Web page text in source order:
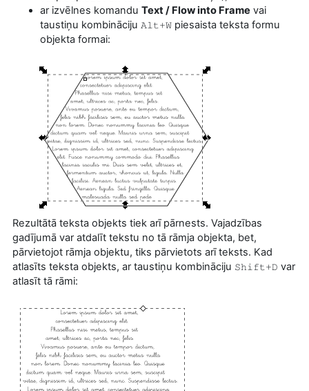
ar izvēlnes komandu Text / Flow into Frame vai
taustiņu kombināciju Alt+W piesaista teksta formu
objekta formai:
Rezultātā teksta objekts tiek arī pārnests. Vajadzības
gadījumā var atdalīt tekstu no tā rāmja objekta, bet,
pārvietojot rāmja objektu, tiks pārvietots arī teksts. Kad
atlasīts teksta objekts, ar taustiņu kombināciju Shift+D var
atlasīt tā rāmi: